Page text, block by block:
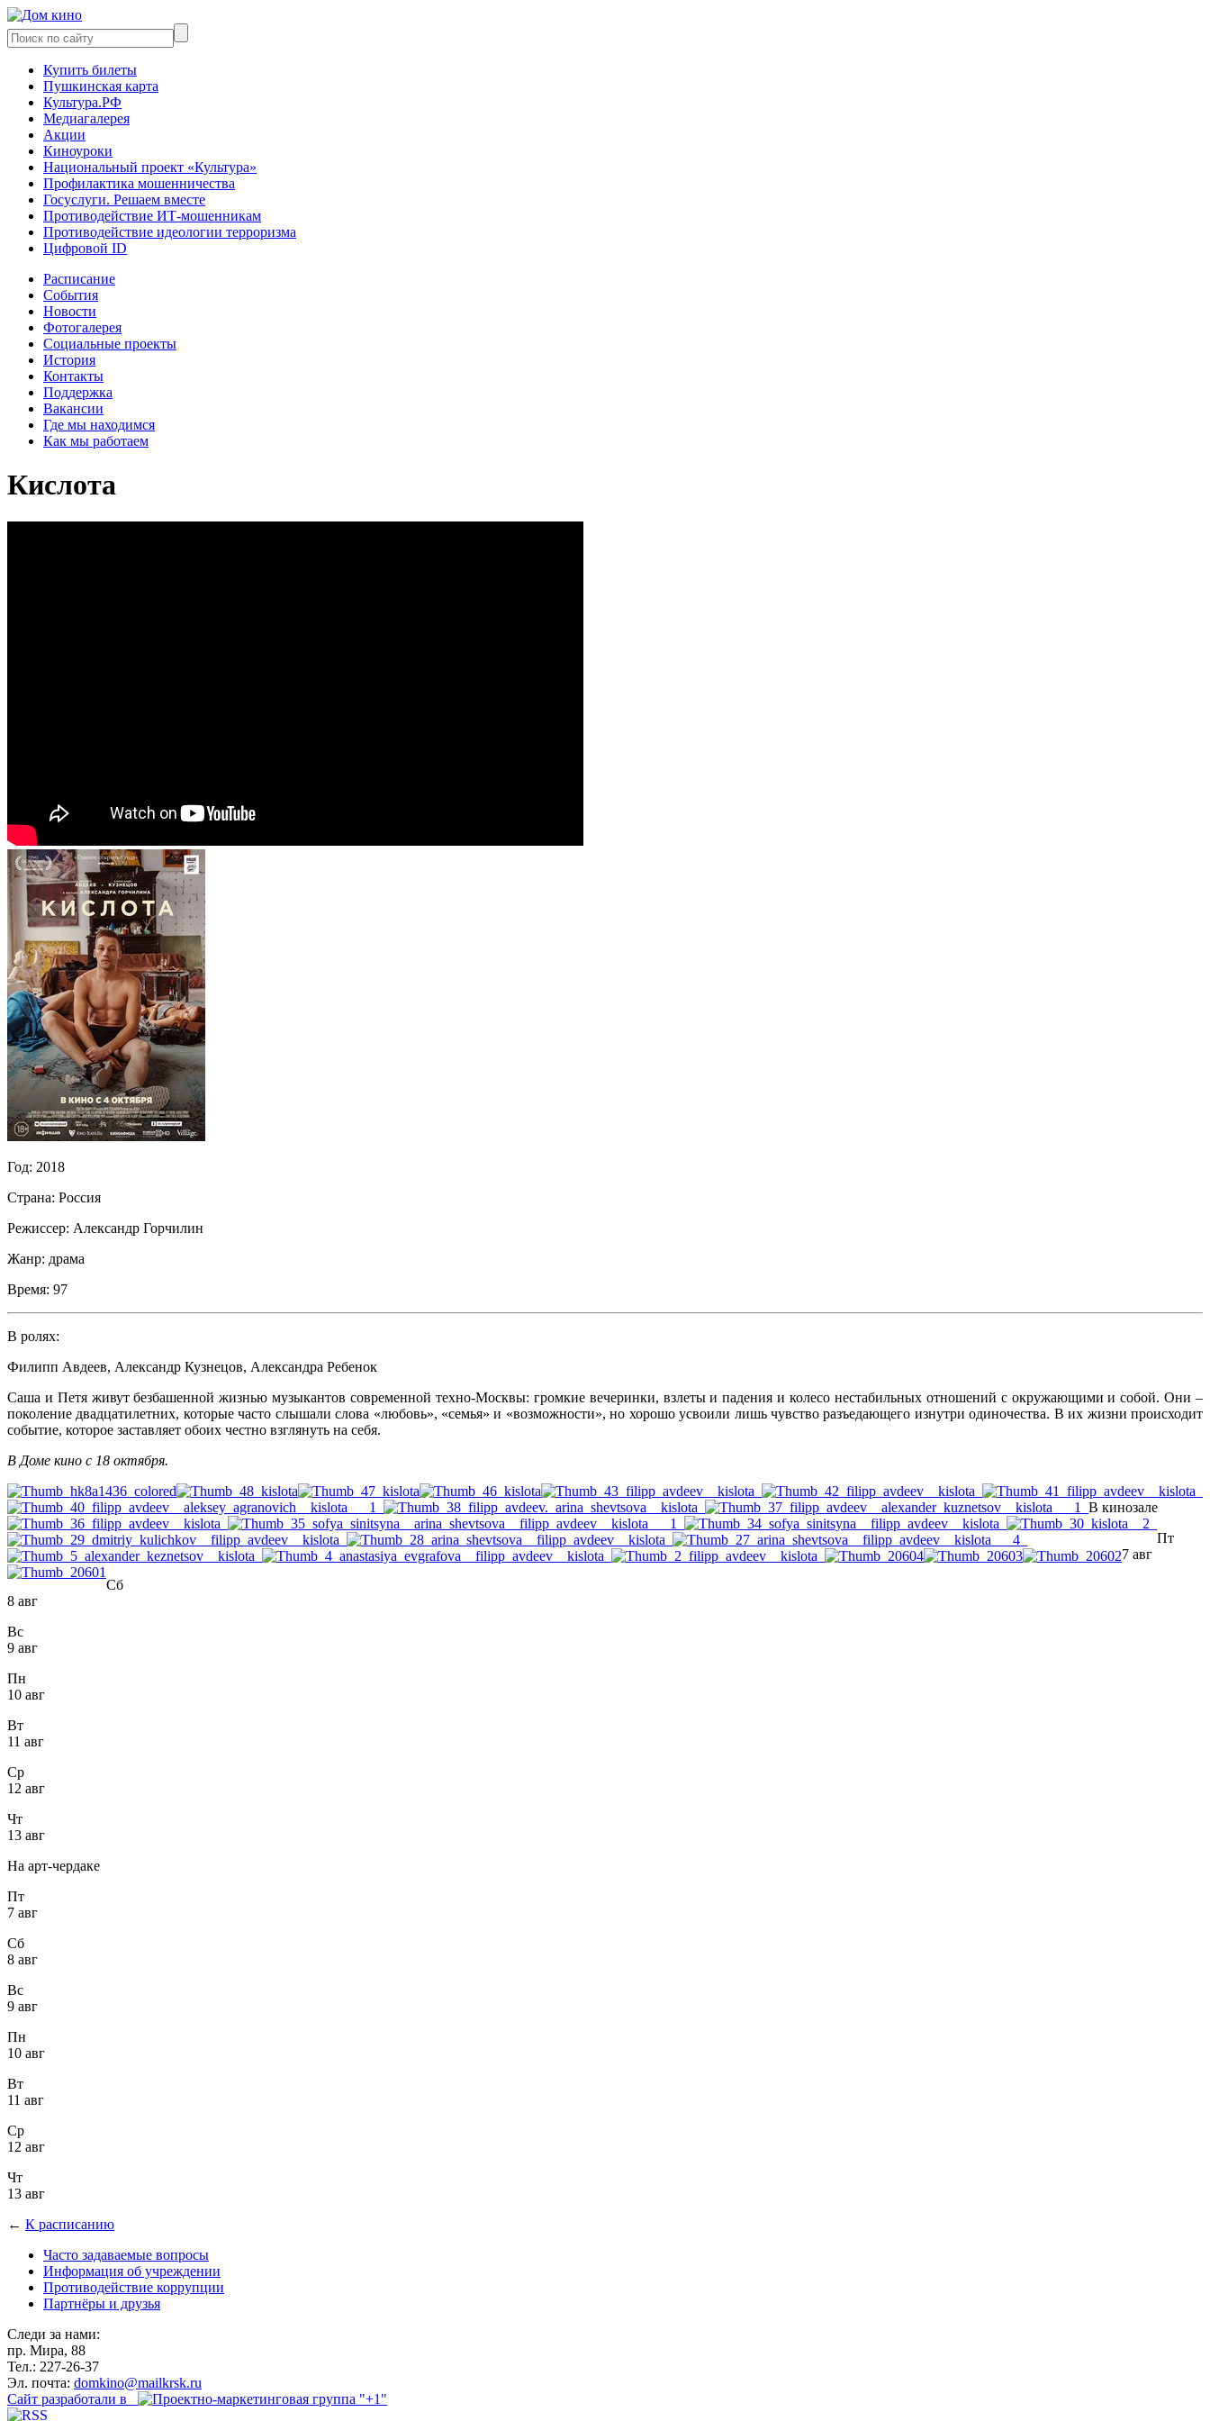
Купить билеты
Пушкинская карта
Культура.РФ
Медиагалерея
Акции
Киноуроки
Национальный проект «Культура»
Профилактика мошенничества
Госуслуги. Решаем вместе
Противодействие ИТ-мошенникам
Противодействие идеологии терроризма
Цифровой ID
Расписание
События
Новости
Фотогалерея
Социальные проекты
История
Контакты
Поддержка
Вакансии
Где мы находимся
Как мы работаем
Кислота
Год: 2018
Страна: Россия
Режиссер: Александр Горчилин
Жанр: драма
Время: 97
В ролях:
Филипп Авдеев, Александр Кузнецов, Александра Ребенок
Саша и Петя живут безбашенной жизнью музыкантов современной техно-Москвы: громкие вечеринки, взлеты и падения и колесо нестабильных отношений с окружающими и собой. Они –
поколение двадцатилетних, которые часто слышали слова «любовь», «семья» и «возможности», но хорошо усвоили лишь чувство разъедающего изнутри одиночества. В их жизни происходит
событие, которое заставляет обоих честно взглянуть на себя.
В Доме кино с 18 октября.
В кинозале
Пт
7 авг
Сб
8 авг
Вс
9 авг
Пн
10 авг
Вт
11 авг
Ср
12 авг
Чт
13 авг
На арт-чердаке
Пт
7 авг
Сб
8 авг
Вс
9 авг
Пн
10 авг
Вт
11 авг
Ср
12 авг
Чт
13 авг
← К расписанию
Часто задаваемые вопросы
Информация об учреждении
Противодействие коррупции
Партнёры и друзья
Следи за нами:
пр. Мира, 88
Тел.: 227-26-37
Эл. почта: domkino@mailkrsk.ru
Сайт разработали в